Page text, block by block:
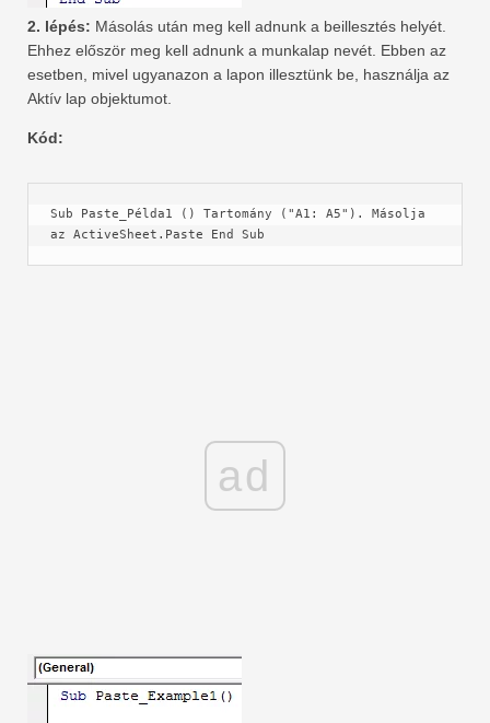
2. lépés: Másolás után meg kell adnunk a beillesztés helyét.
Ehhez először meg kell adnunk a munkalap nevét. Ebben az
esetben, mivel ugyanazon a lapon illesztünk be, használja az
Aktív lap objektumot.
Kód:
Sub Paste_Példa1 () Tartomány ("A1: A5"). Másolja
az ActiveSheet.Paste End Sub
ad